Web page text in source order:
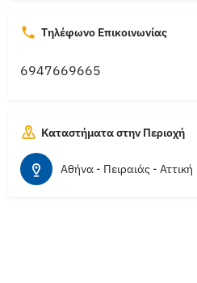
Τηλέφωνο Επικοινωνίας
6947669665
Καταστήματα στην Περιοχή
Αθήνα - Πειραιάς - Αττική